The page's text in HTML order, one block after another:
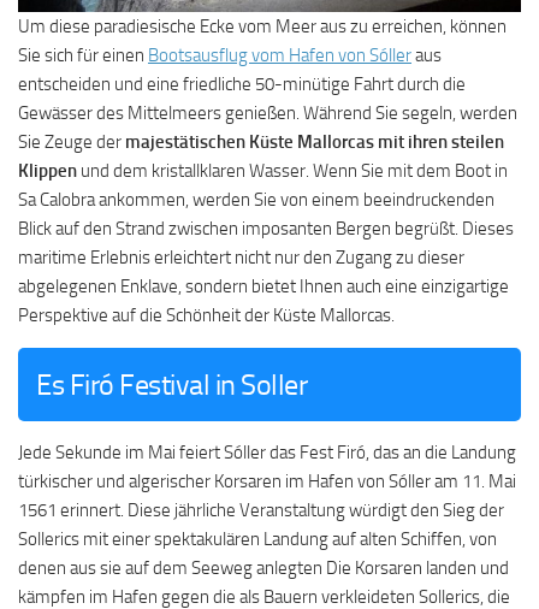
Um diese paradiesische Ecke vom Meer aus zu erreichen, können
Sie sich für einen Bootsausflug vom Hafen von Sólleraus
entscheiden und eine friedliche 50-minütige Fahrt durch die
Gewässer des Mittelmeers genießen. Während Sie segeln, werden
Sie Zeuge der majestätischen Küste Mallorcas mit ihren steilen
Klippen und dem kristallklaren Wasser. Wenn Sie mit dem Boot in
Sa Calobra ankommen, werden Sie von einem beeindruckenden
Blick auf den Strand zwischen imposanten Bergen begrüßt. Dieses
maritime Erlebnis erleichtert nicht nur den Zugang zu dieser
abgelegenen Enklave, sondern bietet Ihnen auch eine einzigartige
Perspektive auf die Schönheit der Küste Mallorcas.
Es Firó Festival in Soller
Jede Sekunde im Mai feiert Sóller das Fest Firó, das an die Landung
türkischer und algerischer Korsaren im Hafen von Sóller am 11. Mai
1561 erinnert. Diese jährliche Veranstaltung würdigt den Sieg der
Sollerics mit einer spektakulären Landung auf alten Schiffen, von
denen aus sie auf dem Seeweg anlegten Die Korsaren landen und
kämpfen im Hafen gegen die als Bauern verkleideten Sollerics, die